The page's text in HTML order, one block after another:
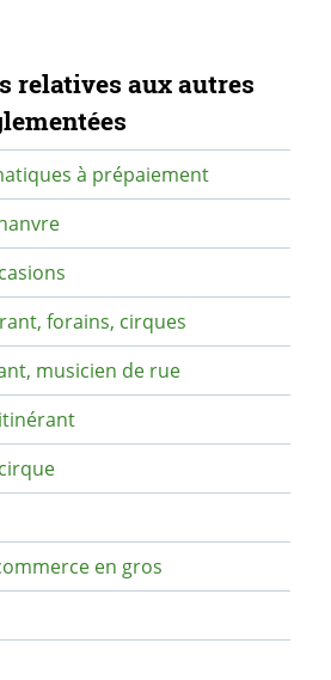
secondaire
relatives aux autres
à prépaiement
forains, cirques
musicien de rue
en gros